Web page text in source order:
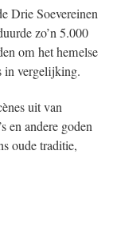
Drie Soevereinen
zo’n 5.000
om het hemelse
in vergelijking.
uit van
en andere goden
oude traditie,